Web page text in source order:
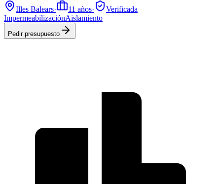
Illes Balears· 11 años·
Verificada
ImpermeabilizaciónAislamiento
Pedir presupuesto